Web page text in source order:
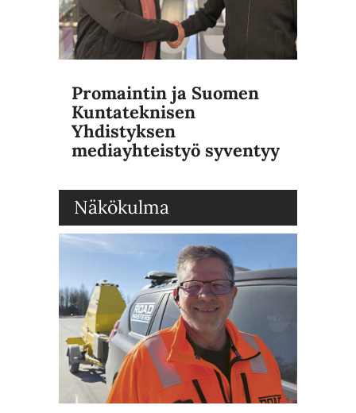
Promaintin ja Suomen
Kuntateknisen
Yhdistyksen
mediayhteistyö syventyy
Näkökulma